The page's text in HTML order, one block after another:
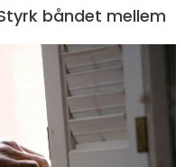
båndet mellem